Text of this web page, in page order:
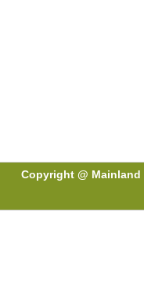
Copyright @